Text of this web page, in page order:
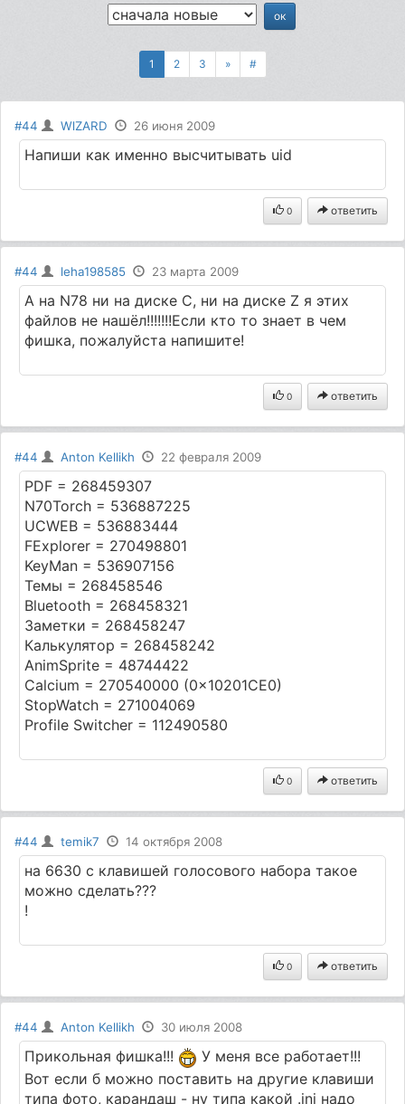
1 2 3 » #
#44 WlZARD 26 июня 2009
Напиши как именно высчитывать uid
0 ответить
#44 leha198585 23 марта 2009
А на N78 ни на диске С, ни на диске Z я этих
файлов не нашёл!!!!!!!Если кто то знает в чем
фишка, пожалуйста напишите!
0 ответить
#44 Anton Kellikh 22 февраля 2009
PDF = 268459307
N70Torch = 536887225
UCWEB = 536883444
FExplorer = 270498801
KeyMan = 536907156
Темы = 268458546
Bluetooth = 268458321
Заметки = 268458247
Калькулятор = 268458242
AnimSprite = 48744422
Calcium = 270540000 (0x10201CE0)
StopWatch = 271004069
Profile Switcher = 112490580
0 ответить
#44 temik7 14 октября 2008
на 6630 с клавишей голосового набора такое
можно сделать???
!
0 ответить
#44 Anton Kellikh 30 июля 2008
Прикольная фишка!!!
У меня все работает!!!
Вот если б можно поставить на другие клавиши
типа фото, карандаш - ну типа какой .ini надо